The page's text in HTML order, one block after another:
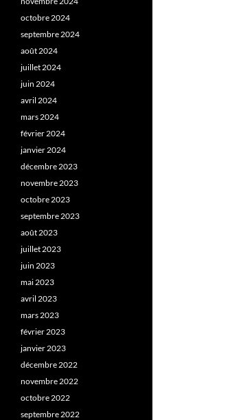
octobre 2024
septembre 2024
août 2024
juillet 2024
juin 2024
avril 2024
mars 2024
février 2024
janvier 2024
décembre 2023
novembre 2023
octobre 2023
septembre 2023
août 2023
juillet 2023
juin 2023
mai 2023
avril 2023
mars 2023
février 2023
janvier 2023
décembre 2022
novembre 2022
octobre 2022
septembre 2022